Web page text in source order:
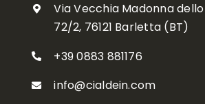
Via Vecchia Madonna
72/2, 76121 Barletta (BT)
+39 0883 881176
info@cialdein.com